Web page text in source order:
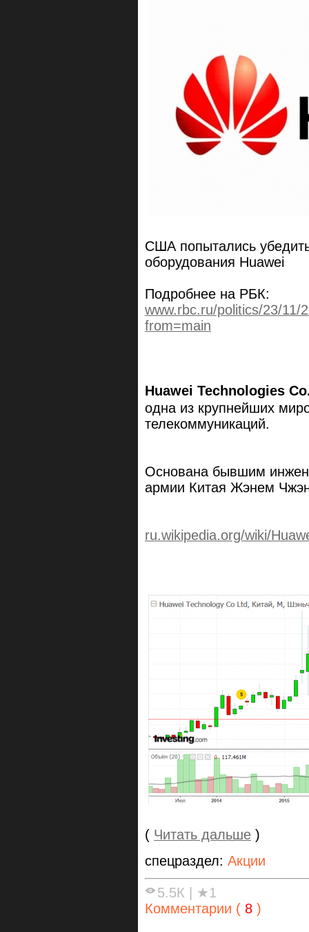
США попытались
оборудования Huawei
Подробнее на РБК:
www.rbc.ru/politics/23/11/
from=main
Huawei Technologies
одна из крупнейших
телекоммуникаций.
Основана бывшим
армии Китая Жэнем
ru.wikipedia.org/wiki/
( Читать дальше )
спецраздел: Акции
5.5К | ★1
Комментарии ( 8 )